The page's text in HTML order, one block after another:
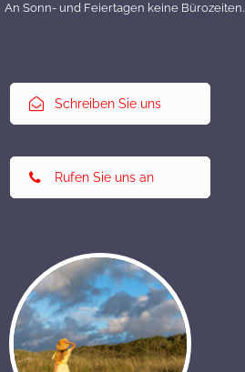
An Sonn- und Feiertagen keine Bürozeiten.
Schreiben Sie uns
Rufen Sie uns an